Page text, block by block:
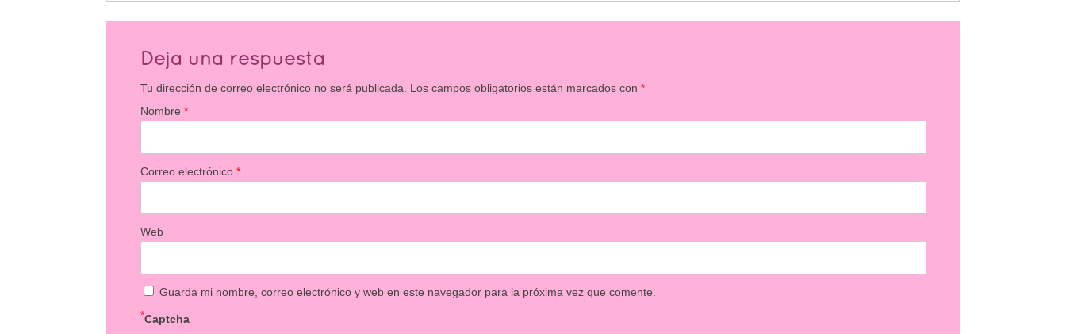
Deja una respuesta
Tu dirección de correo electrónico no será publicada. Los campos obligatorios están marcados con*
Nombre*
Correo electrónico*
Web
Guarda mi nombre, correo electrónico y web en este navegador para la próxima vez que comente.
Captcha
*